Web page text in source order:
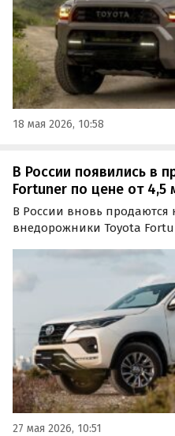
18 мая 2026, 10:58
В России появились в
Fortuner по цене от 4,5
В России вновь
внедорожники Toyota
27 мая 2026, 10:51